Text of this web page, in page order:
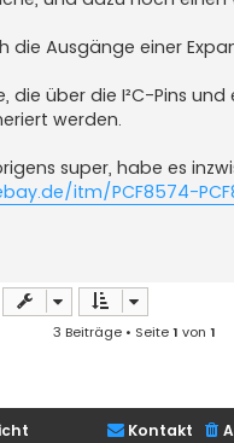
die Ausgänge einer
die über die I²C-Pins
werden.
super, habe es
itm/PCF8574-
3 Beiträge • Seite1 von 1
Kontakt